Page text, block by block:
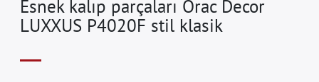
Esnek kalıp parçaları Orac Decor
LUXXUS P4020F stil klasik